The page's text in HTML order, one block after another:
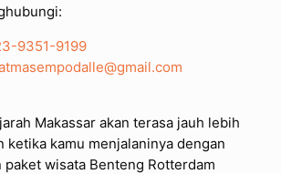
9351-9199
Makassar akan terasa jauh lebih
ketika kamu menjalaninya dengan
paket wisata Benteng Rotterdam